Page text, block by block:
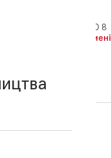
+38 (068) 800 400 8
Зателефонуйте мені